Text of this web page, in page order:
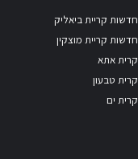
חדשות קריית ביאליק
חדשות קריית מוצקין
קרית אתא
קרית טבעון
קרית ים